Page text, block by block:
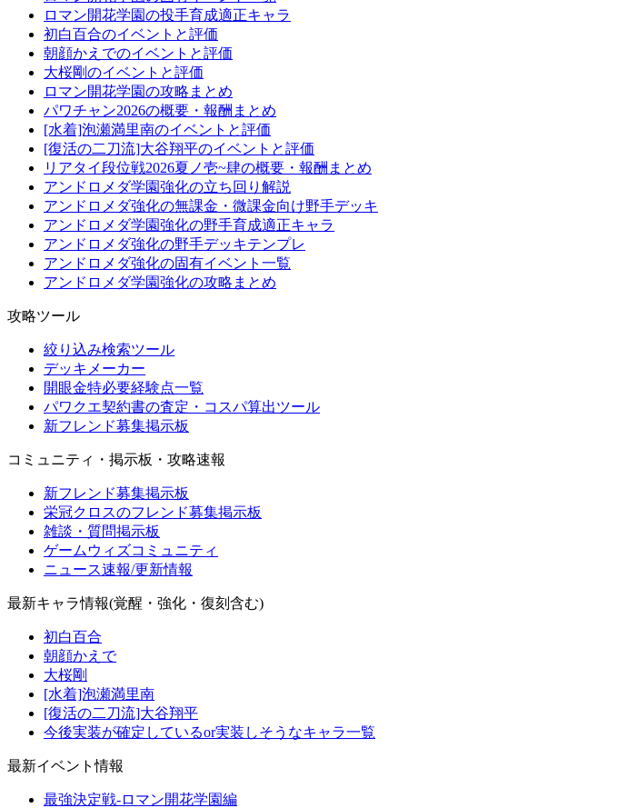
ロマン開花学園の投手育成適正キャラ
初白百合のイベントと評価
朝顔かえでのイベントと評価
大桜剛のイベントと評価
ロマン開花学園の攻略まとめ
パワチャン2026の概要・報酬まとめ
[水着]泡瀬満里南のイベントと評価
[復活の二刀流]大谷翔平のイベントと評価
リアタイ段位戦2026夏ノ壱~肆の概要・報酬まとめ
アンドロメダ学園強化の立ち回り解説
アンドロメダ強化の無課金・微課金向け野手デッキ
アンドロメダ学園強化の野手育成適正キャラ
アンドロメダ強化の野手デッキテンプレ
アンドロメダ強化の固有イベント一覧
アンドロメダ学園強化の攻略まとめ
攻略ツール
絞り込み検索ツール
デッキメーカー
開眼金特必要経験点一覧
パワクエ契約書の査定・コスパ算出ツール
新フレンド募集掲示板
コミュニティ・掲示板・攻略速報
新フレンド募集掲示板
栄冠クロスのフレンド募集掲示板
雑談・質問掲示板
ゲームウィズコミュニティ
ニュース速報/更新情報
最新キャラ情報(覚醒・強化・復刻含む)
初白百合
朝顔かえで
大桜剛
[水着]泡瀬満里南
[復活の二刀流]大谷翔平
今後実装が確定しているor実装しそうなキャラ一覧
最新イベント情報
最強決定戦-ロマン開花学園編